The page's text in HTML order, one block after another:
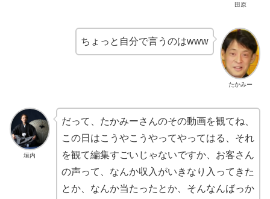
田原
たかみー
ちょっと自分で言うのはwww
垣内
だって、たかみーさんのその動画を観てね、
この日はこうやこうやってやってはる、それ
を観て編集すごいじゃないですか、お客さん
の声って、なんか収入がいきなり入ってきた
とか、なんか当たったとか、そんなんばっか